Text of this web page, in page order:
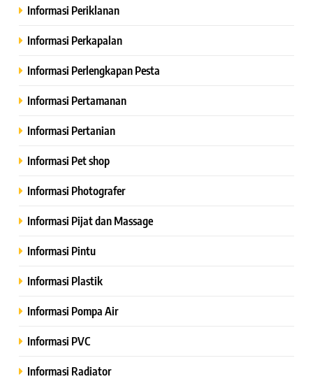
Informasi Periklanan
Informasi Perkapalan
Informasi Perlengkapan Pesta
Informasi Pertamanan
Informasi Pertanian
Informasi Pet shop
Informasi Photografer
Informasi Pijat dan Massage
Informasi Pintu
Informasi Plastik
Informasi Pompa Air
Informasi PVC
Informasi Radiator